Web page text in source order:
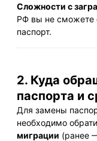
Сложности с
РФ вы не сможете
паспорт.
2. Куда
паспорта и
Для замены
необходимо
миграции (ранее